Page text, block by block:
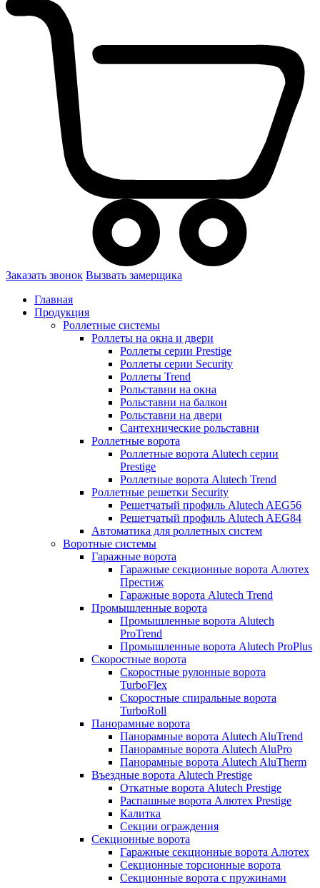
Заказать звонок Вызвать замерщика
Главная
Продукция
Роллетные системы
Роллеты на окна и двери
Роллеты серии Prestige
Роллеты серии Security
Роллеты Trend
Рольставни на окна
Рольставни на балкон
Рольставни на двери
Сантехнические рольставни
Роллетные ворота
Роллетные ворота Alutech серии
Prestige
Роллетные ворота Alutech Trend
Роллетные решетки Security
Решетчатый профиль Alutech AEG56
Решетчатый профиль Alutech AEG84
Автоматика для роллетных систем
Воротные системы
Гаражные ворота
Гаражные секционные ворота Алютех
Престиж
Гаражные ворота Alutech Trend
Промышленные ворота
Промышленные ворота Alutech
ProTrend
Промышленные ворота Alutech ProPlus
Скоростные ворота
Скоростные рулонные ворота
TurboFlex
Скоростные спиральные ворота
TurboRoll
Панорамные ворота
Панорамные ворота Alutech AluTrend
Панорамные ворота Alutech AluPro
Панорамные ворота Alutech AluTherm
Въездные ворота Alutech Prestige
Откатные ворота Alutech Prestige
Распашные ворота Алютех Prestige
Калитка
Секции ограждения
Секционные ворота
Гаражные секционные ворота Алютех
Секционные торсионные ворота
Секционные ворота с пружинами